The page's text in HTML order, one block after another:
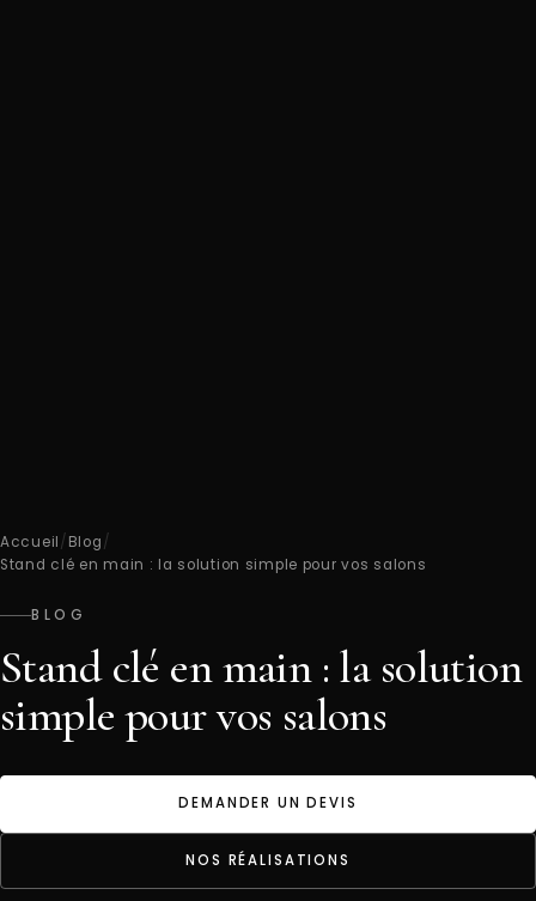
Accueil/ Blog/
Stand clé en main : la solution simple pour vos salons
BLOG
Stand clé en main : la solution
simple pour vos salons
DEMANDER UN DEVIS
NOS RÉALISATIONS